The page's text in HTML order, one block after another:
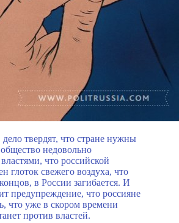
твердят, что стране нужны
недовольно
что российской
глоток свежего воздуха, что
в России загибается. И
предупреждение, что россияне
что уже в скором времени
против властей.